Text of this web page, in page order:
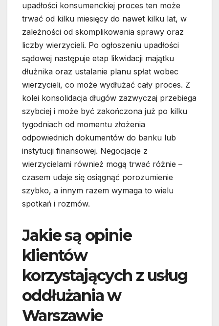
upadłości konsumenckiej proces ten może
trwać od kilku miesięcy do nawet kilku lat, w
zależności od skomplikowania sprawy oraz
liczby wierzycieli. Po ogłoszeniu upadłości
sądowej następuje etap likwidacji majątku
dłużnika oraz ustalanie planu spłat wobec
wierzycieli, co może wydłużać cały proces. Z
kolei konsolidacja długów zazwyczaj przebiega
szybciej i może być zakończona już po kilku
tygodniach od momentu złożenia
odpowiednich dokumentów do banku lub
instytucji finansowej. Negocjacje z
wierzycielami również mogą trwać różnie –
czasem udaje się osiągnąć porozumienie
szybko, a innym razem wymaga to wielu
spotkań i rozmów.
Jakie są opinie
klientów
korzystających z usług
oddłużania w
Warszawie